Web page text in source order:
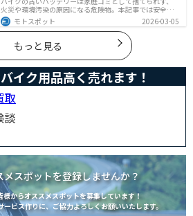
火災や環境汚染の原因になる危険物。本記事では安全な
保管方法や絶縁などの注意点、無料・低コストで回収し
てもらう方法、買い取りの可否を解説。ナップスやオー
トバックス、イエローハットなどの回収対応店舗も紹介
します。
モトスポット 2026-03-05
もっと見る
イク用品高く売れます！
取
談
メスポットを登録しませんか？
様からオススメスポットを募集しています！
ビス作りに、ご協力よろしくお願いいたします。